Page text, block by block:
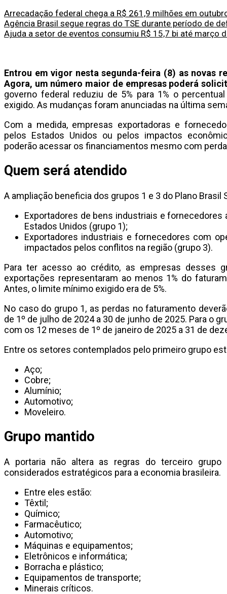
Arrecadação federal chega a R$ 261,9 milhões em
Agência Brasil segue regras do TSE durante período de
Ajuda a setor de eventos consumiu R$ 15,7 bi até março
Entrou em vigor nesta segunda-feira (8) as novas
Agora, um número maior de empresas poderá
governo federal reduziu de 5% para 1% o
exigido. As mudanças foram anunciadas na última
Com a medida, empresas exportadoras e
pelos Estados Unidos ou pelos impactos
poderão acessar os financiamentos mesmo com
Quem será atendido
A ampliação beneficia dos grupos 1 e 3 do Plano Brasil
Exportadores de bens industriais e
Estados Unidos (grupo 1);
Exportadores industriais e fornecedores com
impactados pelos conflitos na região (grupo 3).
Para ter acesso ao crédito, as empresas desses
exportações representaram ao menos 1% do
Antes, o limite mínimo exigido era de 5%.
No caso do grupo 1, as perdas no faturamento
de 1º de julho de 2024 a 30 de junho de 2025. Para o
com os 12 meses de 1º de janeiro de 2025 a 31 de
Entre os setores contemplados pelo primeiro grupo
Aço;
Cobre;
Alumínio;
Automotivo;
Moveleiro.
Grupo mantido
A portaria não altera as regras do terceiro grupo
considerados estratégicos para a economia brasileira.
Entre eles estão:
Têxtil;
Químico;
Farmacêutico;
Automotivo;
Máquinas e equipamentos;
Eletrônicos e informática;
Borracha e plástico;
Equipamentos de transporte;
Minerais críticos.